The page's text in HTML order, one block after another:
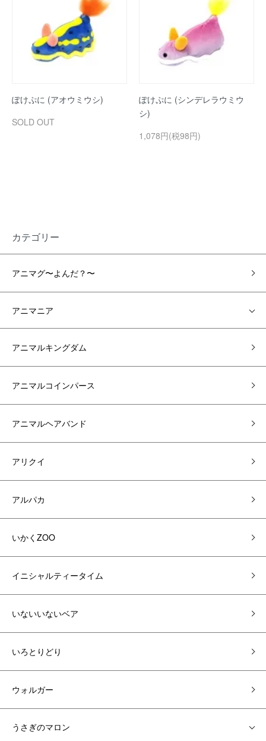
ぽけぷに (アオウミウシ)
SOLD OUT
ぽけぷに (シンデレラウミウ
シ)
1,078円(税98円)
カテゴリー
アニマグ〜よんだ？〜
アニマニア
アニマルキングダム
アニマルコインパース
アニマルヘアバンド
アリクイ
アルパカ
いかくZOO
イニシャルティータイム
いないいないベア
いろとりどり
ウォルガー
うさぎのマロン